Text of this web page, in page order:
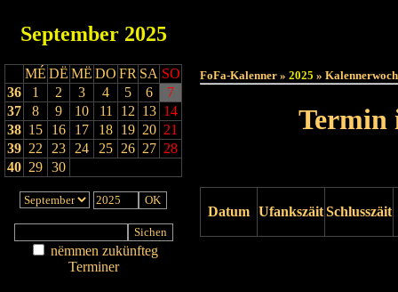
September 2025
MÉ DË MË DO FR SA SO
36
1 2 3 4 5 6
7
37
8 9 10 11 12 13 14
38 15 16 17 18 19 20 21
39 22 23 24 25 26 27 28
40 29 30
nëmmen zukünfteg
Terminer
FoFa-Kalenner » 2025 »
Termin
Datum UfankszäitSchlusszäit